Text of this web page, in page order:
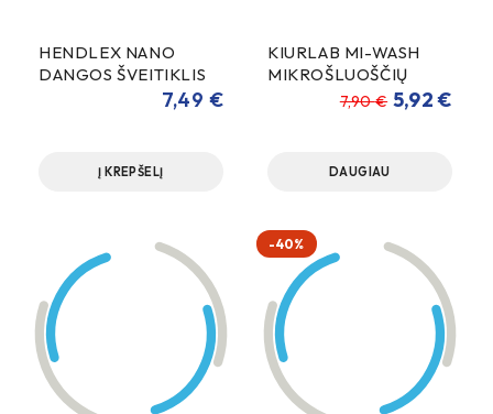
HENDLEX NANO
DANGOS ŠVEITIKLIS
7,49 €
Į KREPŠELĮ
KIURLAB MI-WASH
MIKROŠLUOŠČIŲ
VALIKLIS 500ml
7,90€ 5,92€
DAUGIAU
-40%